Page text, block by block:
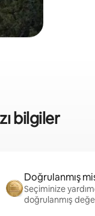
bilgiler
Doğrulanmış
Seçiminize
doğrulanmış